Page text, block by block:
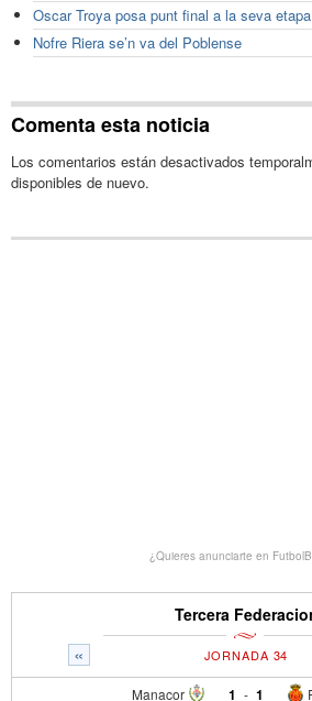
Oscar Troya posa punt final a la seva
Nofre Riera se’n va del Poblense
Comenta esta noticia
Los comentarios están desactivados
disponibles de nuevo.
¿Quieres anunciarte en
Tercera
« JORNADA 34
Manacor 1 - 1